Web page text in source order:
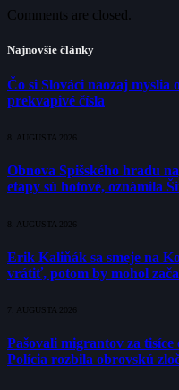
Comments are closed.
Najnovšie články
Čo si Slováci naozaj myslia
prekvapivé čísla
8. AUGUSTA 2026
Obnova Spišského hradu
etapy sú hotové, oznámila
8. AUGUSTA 2026
Erik Kaliňák sa smeje na
vrátiť, potom by mohol
7. AUGUSTA 2026
Pašovali migrantov za
Polícia rozbila obrovskú